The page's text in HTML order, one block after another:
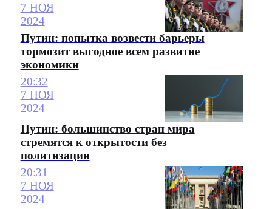
7 НОЯ
2024
Путин: попытка возвести барьеры
тормозит выгодное всем развитие
экономики
20:32
7 НОЯ
2024
Путин: большинство стран мира
стремятся к открытости без
политизации
20:31
7 НОЯ
2024